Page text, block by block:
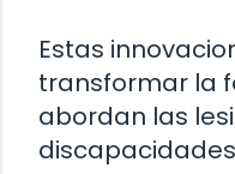
Estas
transformar la
abordan las